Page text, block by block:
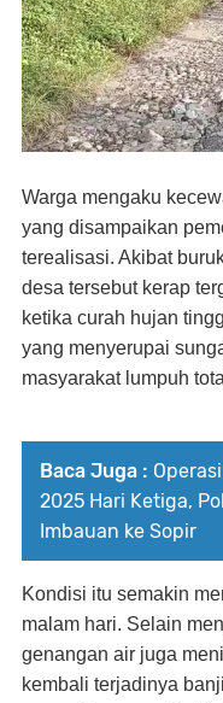
Warga mengaku
yang disampaikan
terealisasi. Akibat
desa tersebut kerap
ketika curah hujan
yang menyerupai
masyarakat lumpuh
Baca Juga :
2025 Hari Ketiga,
Imbauan ke Sopir
Kondisi itu semakin
malam hari. Selain
genangan air juga
kembali terjadinya